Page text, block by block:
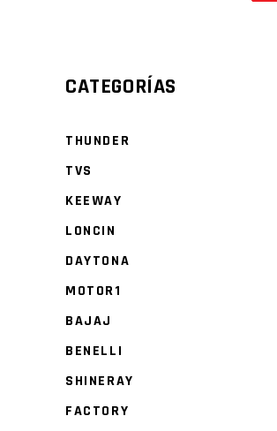
CATEGORÍAS
THUNDER
TVS
KEEWAY
LONCIN
DAYTONA
MOTOR1
BAJAJ
BENELLI
SHINERAY
FACTORY